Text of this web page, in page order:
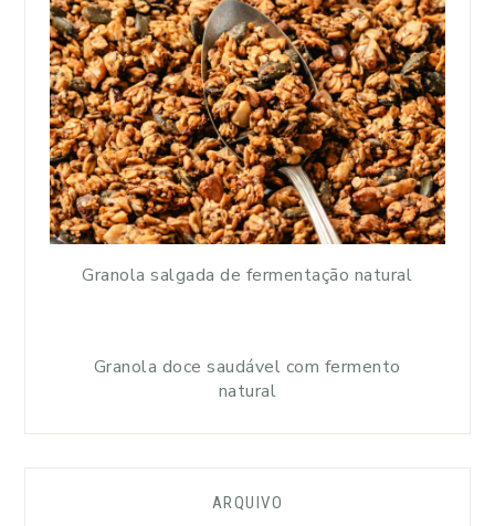
Granola salgada de fermentação natural
Granola doce saudável com fermento
natural
ARQUIVO